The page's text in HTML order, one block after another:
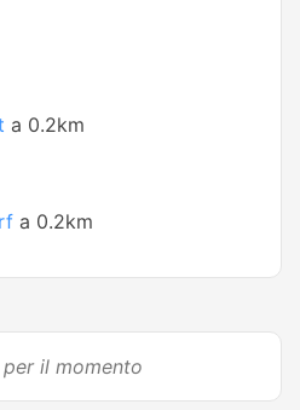
a 0.2km
a 0.2km
il momento